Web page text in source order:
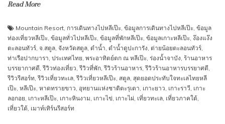
Read More
Mountain Resort, การเดินทางไปหลีเป๊ะ, ข้อมูลการเดินทางไปหลีเป๊ะ, ข้อมูล
ท่องเที่ยวหลีเป๊ะ, ข้อมูลทั่วไปหลีเป๊ะ, ข้อมูลที่พักหลีเป๊ะ, ข้อมูลเกาะหลีเป๊ะ, ง๊องแง๊ง
ตะลอนทัวร์, จ.สตูล, จังหวัดสตูล, ดำน้ำ, ดำน้ำดูปะการัง, ต่ายน้อยตะลอนทัวร์,
ท่าเรือปากบารา, ประเทศไทย, พระอาทิตย์ตก ณ หลีเป๊ะ, ร่องน้ำจาบัง, ร้านอาหาร
บรรยากาศดี,รีวิวท่องเที่ยว,รีวิวที่พัก,รีวิวร้านอาหาร,รีวิวร้านอาหารบรรยาศดี,
รีวิวรีสอร์ท,รีวิวเที่ยวทะเล,รีวิวเที่ยวหลีเป๊ะ, สตูล, สุดยอดประทับใจทะเลไทยหลี
เป๊ะ, หลีเป๊ะ, หาดทรายขาว, อุทยานแห่งชาติตะรุเตา, เกาะยาว, เกาะราวี, เกาะ
ลอกอย, เกาะหลีเป๊ะ, เกาะหินงาม, เกาะไข่, เกาะไผ่, เที่ยวทะเล, เที่ยวภาคใต้,
เที่ยวใต้, เมาท์เทิร์นรีสอร์ท